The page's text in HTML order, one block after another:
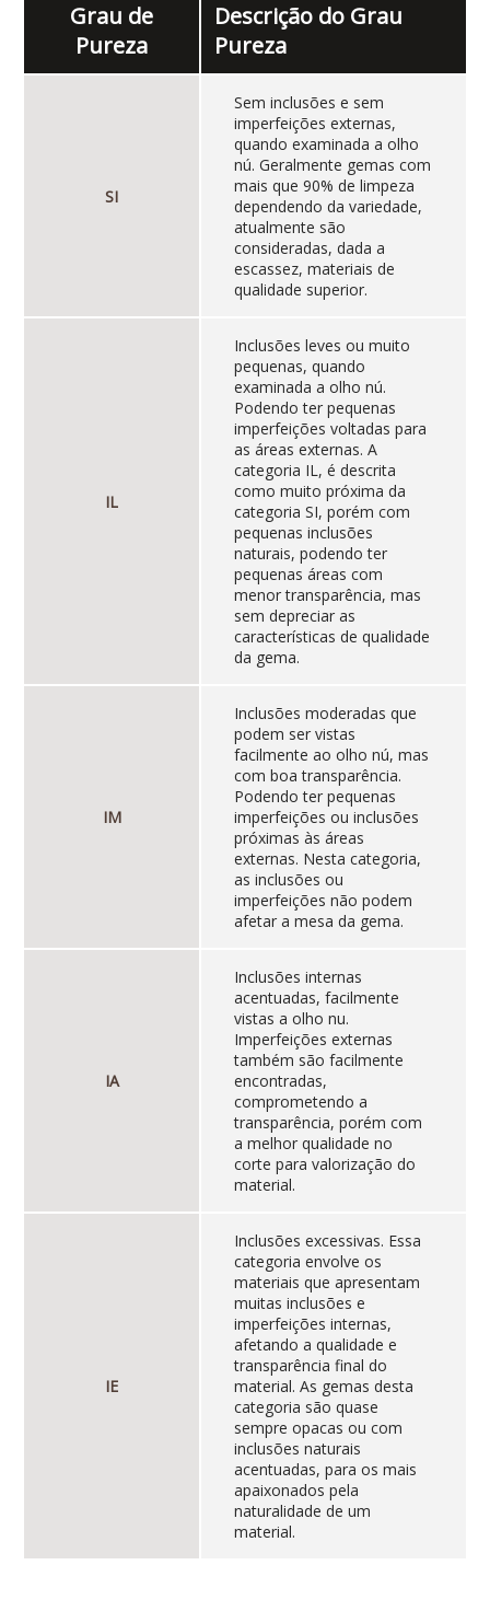
Grau de
Pureza
Descrição do Grau
Pureza
SI
Sem inclusões e sem
imperfeições externas,
quando examinada a olho
nú. Geralmente gemas com
mais que 90% de limpeza
dependendo da variedade,
atualmente são
consideradas, dada a
escassez, materiais de
qualidade superior.
IL
Inclusões leves ou muito
pequenas, quando
examinada a olho nú.
Podendo ter pequenas
imperfeições voltadas para
as áreas externas. A
categoria IL, é descrita
como muito próxima da
categoria SI, porém com
pequenas inclusões
naturais, podendo ter
pequenas áreas com
menor transparência, mas
sem depreciar as
características de qualidade
da gema.
IM
Inclusões moderadas que
podem ser vistas
facilmente ao olho nú, mas
com boa transparência.
Podendo ter pequenas
imperfeições ou inclusões
próximas às áreas
externas. Nesta categoria,
as inclusões ou
imperfeições não podem
afetar a mesa da gema.
IA
Inclusões internas
acentuadas, facilmente
vistas a olho nu.
Imperfeições externas
também são facilmente
encontradas,
comprometendo a
transparência, porém com
a melhor qualidade no
corte para valorização do
material.
IE
Inclusões excessivas. Essa
categoria envolve os
materiais que apresentam
muitas inclusões e
imperfeições internas,
afetando a qualidade e
transparência final do
material. As gemas desta
categoria são quase
sempre opacas ou com
inclusões naturais
acentuadas, para os mais
apaixonados pela
naturalidade de um
material.